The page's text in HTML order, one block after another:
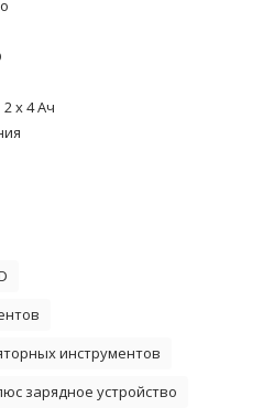
2 x 4 Ач
инструментов
зарядное устройство